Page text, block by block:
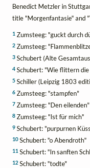
Benedict Metzler in
title "Morgenfantasie" and
1 Zumsteeg: "guckt durch
2 Zumsteeg:
3 Schubert (Alte
4Schubert: "Wie flittern
5 Schiller (Leipzig 1803
6 Zumsteeg: "stampfen"
7 Zumsteeg: "Den eilenden"
8 Zumsteeg: "Ist für mich"
9 Schubert: "purpurnen
10 Schubert: "o Abendroth"
11 Schubert: "In sanften
12 Schubert: "todte"